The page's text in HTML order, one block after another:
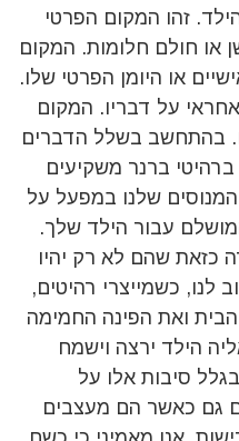
זהו המקום הפרטי
או חולם חלומות. המקום
או היומן הפרטי שלו.
על דבריו. המקום
בהתחשב בשלל הדברים
ברהיטי ברנר משקיעים
שלנו במפעל על
עבור הילד שלך.
כזאת שהם לא רק יהיו
לנו, כשמייצרי רהיטים,
ואת הפינה החמימה
הילד ירצה וישמח
סיבות אלו על
גם כאשר הם מעצבים